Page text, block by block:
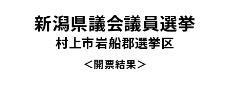
新潟県議会議員選挙
村上市岩船郡選挙区
＜開票結果＞